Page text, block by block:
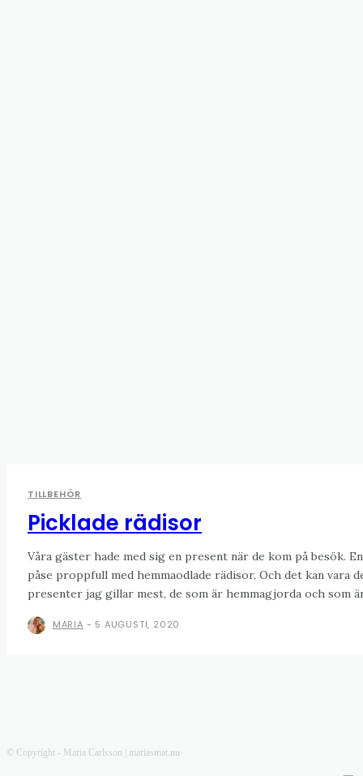
TILLBEHÖR
Picklade rädisor
Våra gäster hade med sig en present när de kom på besök. En
påse proppfull med hemmaodlade rädisor. Och det kan vara
presenter jag gillar mest, de som är hemmagjorda och som
MARIA - 5 AUGUSTI, 2020
© Copyright - Maria Carlsson | mariasmat.nu